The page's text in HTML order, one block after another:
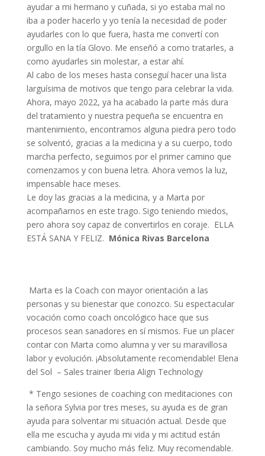
ayudar a mi hermano y cuñada, si yo estaba mal no
iba a poder hacerlo y yo tenía la necesidad de poder
ayudarles con lo que fuera, hasta me convertí con
orgullo en la tía Glovo. Me enseñó a como tratarles, a
como ayudarles sin molestar, a estar ahí.
Al cabo de los meses hasta conseguí hacer una lista
larguísima de motivos que tengo para celebrar la vida.
Ahora, mayo 2022, ya ha acabado la parte más dura
del tratamiento y nuestra pequeña se encuentra en
mantenimiento, encontramos alguna piedra pero todo
se solventó, gracias a la medicina y a su cuerpo, todo
marcha perfecto, seguimos por el primer camino que
comenzamos y con buena letra. Ahora vemos la luz,
impensable hace meses.
Le doy las gracias a la medicina, y a Marta por
acompañarnos en este trago. Sigo teniendo miedos,
pero ahora soy capaz de convertirlos en coraje. ELLA
ESTÁ SANA Y FELIZ. Mónica Rivas Barcelona
Marta es la Coach con mayor orientación a las
personas y su bienestar que conozco. Su espectacular
vocación como coach oncológico hace que sus
procesos sean sanadores en sí mismos. Fue un placer
contar con Marta como alumna y ver su maravillosa
labor y evolución. ¡Absolutamente recomendable! Elena
del Sol – Sales trainer Iberia Align Technology
* Tengo sesiones de coaching con meditaciones con
la señora Sylvia por tres meses, su ayuda es de gran
ayuda para solventar mi situación actual. Desde que
ella me escucha y ayuda mi vida y mi actitud están
cambiando. Soy mucho más feliz. Muy recomendable.